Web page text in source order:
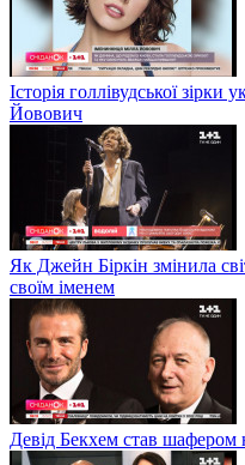
Історія голлівудської
Йовович
Як Джейн Біркін змінила
своїм іменем
Девід Бекхем став шафером